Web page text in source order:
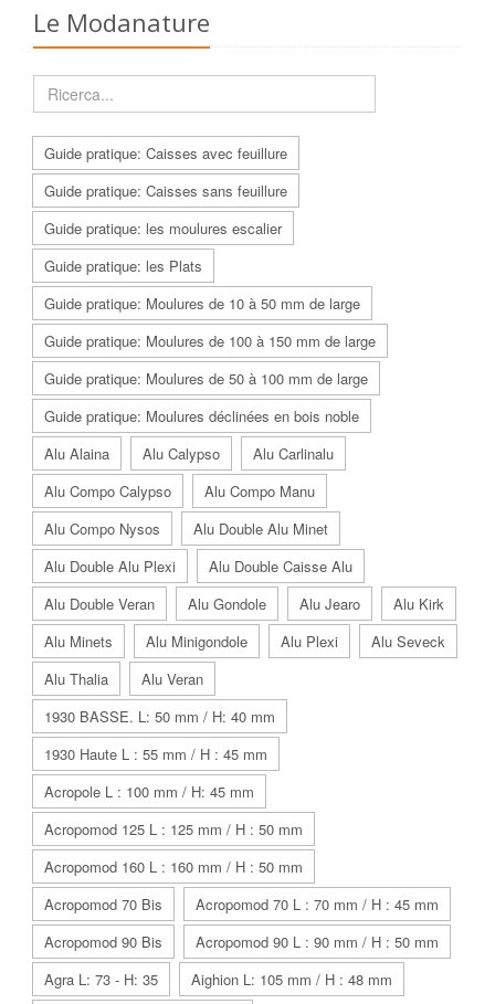
Le Modanature
Guide pratique: Caisses avec feuillure
Guide pratique: Caisses sans feuillure
Guide pratique: les moulures escalier
Guide pratique: les Plats
Guide pratique: Moulures de 10 à 50 mm de large
Guide pratique: Moulures de 100 à 150 mm de large
Guide pratique: Moulures de 50 à 100 mm de large
Guide pratique: Moulures déclinées en bois noble
Alu Alaina
Alu Calypso
Alu Carlinalu
Alu Compo Calypso
Alu Compo Manu
Alu Compo Nysos
Alu Double Alu Minet
Alu Double Alu Plexi
Alu Double Caisse Alu
Alu Double Veran
Alu Gondole Alu Jearo
Alu Kirk
Alu Minets
Alu Minigondole Alu Plexi
Alu Seveck
Alu Thalia
Alu Veran
1930 BASSE. L: 50 mm / H: 40 mm
1930 Haute L : 55 mm / H : 45 mm
Acropole L : 100 mm / H: 45 mm
Acropomod 125 L : 125 mm / H : 50 mm
Acropomod 160 L : 160 mm / H : 50 mm
Acropomod 70 Bis
Acropomod 70 L : 70 mm / H : 45 mm
Acropomod 90 Bis
Acropomod 90 L : 90 mm / H : 50 mm
Agra L: 73 - H: 35
Aighion L: 105 mm / H : 48 mm